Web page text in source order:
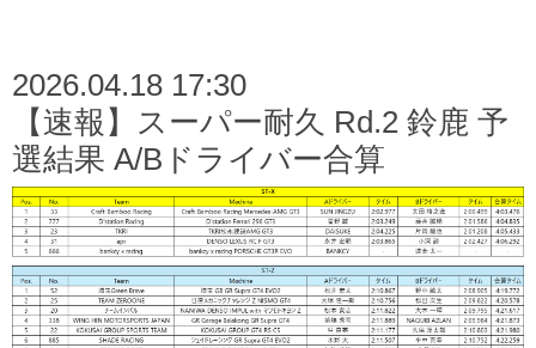
レース開催 スケジュール
ポイント ランキング
ドライバー名鑑
2026.04.18 17:30
【速報】スーパー耐久 Rd.2 鈴鹿 予
選結果 A/Bドライバー合算